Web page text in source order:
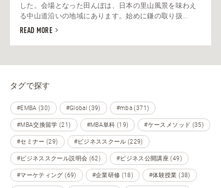
した。会場となった田んぼは、日本の里山風景を味わえ
る中山道沿いの地域にあります。始めに鎌の取り扱...
READ MORE
タグで探す
#EMBA (30) #Global (39) #mba (371)
#MBA交換留学 (21) #MBA単科 (19) #ケースメソッド (35)
#セミナー (29) #ビジネススクール (229)
#ビジネススクール説明会 (62) #ビジネス公開講座 (49)
#マーケティング (69) #企業研修 (18) #体験授業 (38)